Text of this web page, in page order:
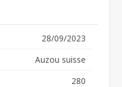
28/09/2023
Auzou suisse
280